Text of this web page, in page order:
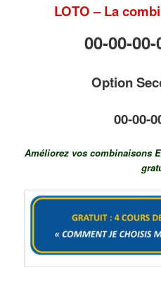
LOTO – La
00-00-
Option
00-00-
Améliorez vos combinaisons